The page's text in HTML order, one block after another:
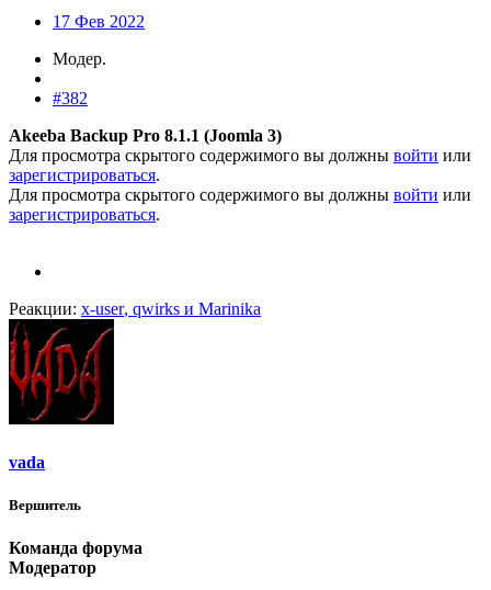
17 Фев 2022
Модер.
#382
Akeeba Backup Pro 8.1.1 (Joomla 3)
Для просмотра скрытого содержимого вы должны войти или
зарегистрироваться.
Для просмотра скрытого содержимого вы должны войти или
зарегистрироваться.
Реакции: x-user, qwirks и Marinika
vada
Вершитель
Команда форума
Модератор